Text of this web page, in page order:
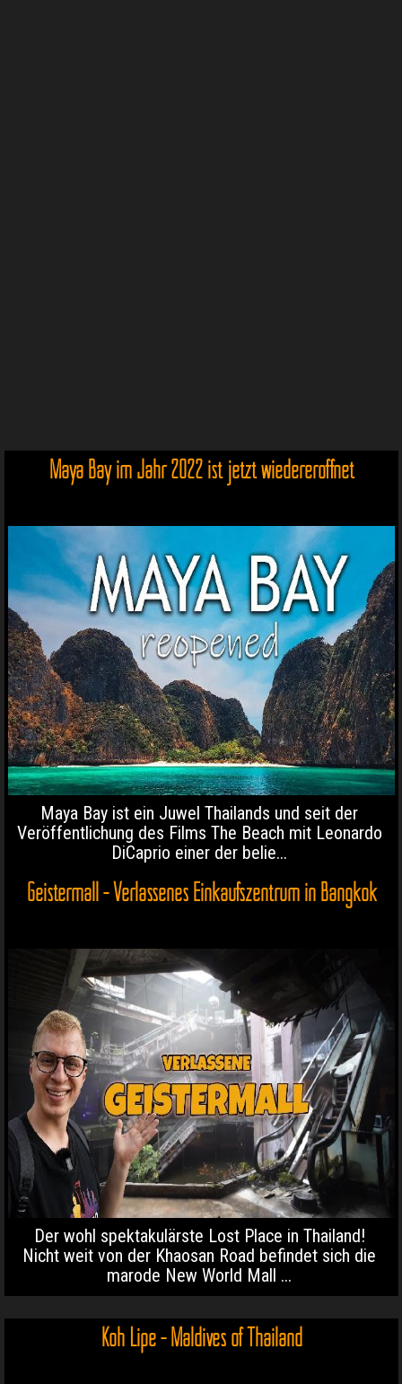
Maya Bay im Jahr 2022 ist jetzt wiedereröffnet
Maya Bay ist ein Juwel Thailands und seit der
Veröffentlichung des Films The Beach mit Leonardo
DiCaprio einer der belie...
Geistermall - Verlassenes Einkaufszentrum in Bangkok
Der wohl spektakulärste Lost Place in Thailand!
Nicht weit von der Khaosan Road befindet sich die
marode New World Mall ...
Koh Lipe - Maldives of Thailand